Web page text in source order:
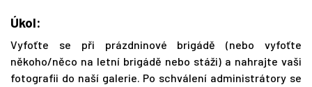
Úkol:
Vyfoťte se při prázdninové brigádě (nebo vyfoťte
někoho/něco na letní brigádě nebo stáži) a nahrajte vaši
fotografii do naší galerie. Po schválení administrátory se